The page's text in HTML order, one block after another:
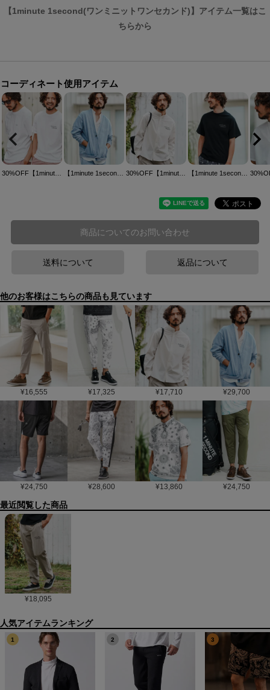
【1minute 1second(ワンミニットワンセカンド)】アイテム一覧はこ
ちらから
コーディネート使用アイテム
商品についてのお問い合わせ
送料について 返品について
他のお客様はこちらの商品も見ています
¥16,555 ¥17,325 ¥17,710 ¥29,700
¥24,750 ¥28,600 ¥13,860 ¥24,750
最近閲覧した商品
¥18,095
1 2 3